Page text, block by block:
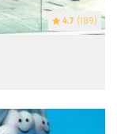
4.7 (189)